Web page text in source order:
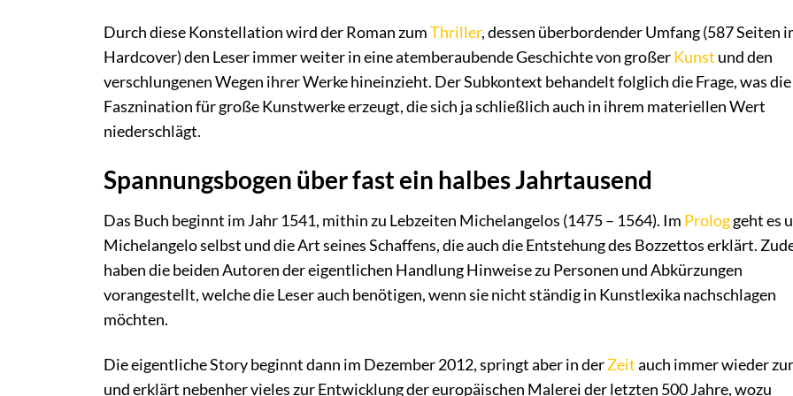
Durch diese Konstellation wird der Roman zumThriller, dessen überbordender Umfang (587 Seiten
Hardcover) den Leser immer weiter in eine atemberaubende Geschichte von großerKunst und den
verschlungenen Wegen ihrer Werke hineinzieht. Der Subkontext behandelt folglich die Frage, was die
Fasznination für große Kunstwerke erzeugt, die sich ja schließlich auch in ihrem materiellen Wert
niederschlägt.
Spannungsbogen über fast ein halbes Jahrtausend
Das Buch beginnt im Jahr 1541, mithin zu Lebzeiten Michelangelos (1475 – 1564). Im Prologgeht es
Michelangelo selbst und die Art seines Schaffens, die auch die Entstehung des Bozzettos erklärt.
haben die beiden Autoren der eigentlichen Handlung Hinweise zu Personen und Abkürzungen
vorangestellt, welche die Leser auch benötigen, wenn sie nicht ständig in Kunstlexika nachschlagen
möchten.
Die eigentliche Story beginnt dann im Dezember 2012, springt aber in derZeitauch immer wieder
und erklärt nebenher vieles zur Entwicklung der europäischen Malerei der letzten 500 Jahre, wozu